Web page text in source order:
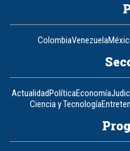
ColombiaVenezuela
ActualidadPolíticaEconomía
Ciencia y Tecnología